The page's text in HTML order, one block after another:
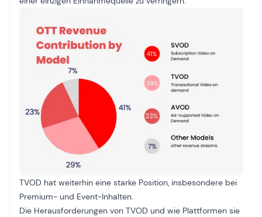
TVOD hat weiterhin eine starke Position, insbesondere bei
Premium- und Event-Inhalten.
Die Herausforderungen von TVOD und wie Plattformen sie